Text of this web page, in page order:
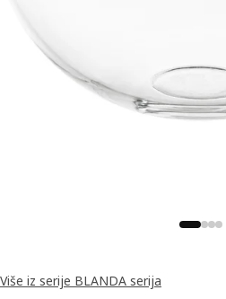
Više iz serije BLANDA serija